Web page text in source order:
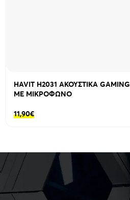
HAVIT H2031 ΑΚΟΥΣΤΙΚΑ GAMING
ΜΕ ΜΙΚΡΟΦΩΝΟ
11,90€